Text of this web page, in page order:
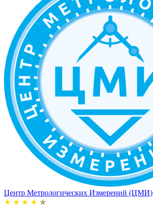
Центр Метрологических Измерений (ЦМИ)
★ ★ ★ ★ ★